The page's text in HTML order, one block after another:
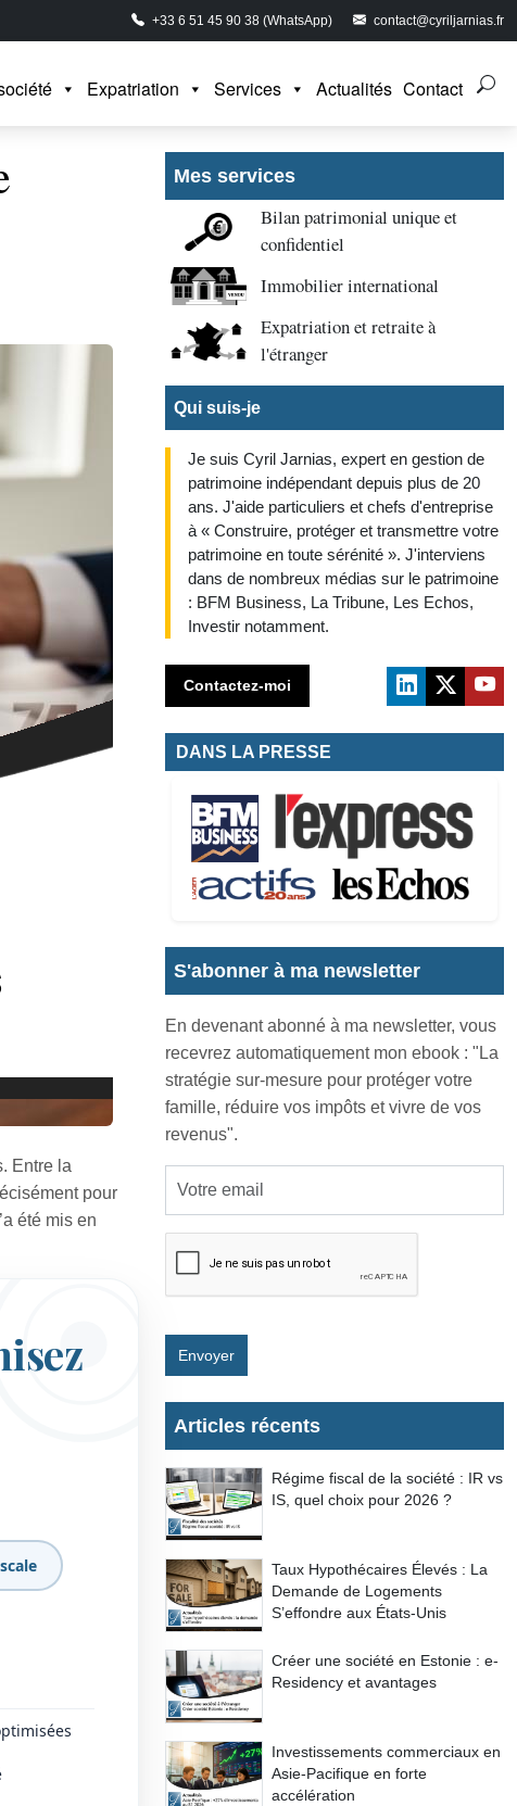
+33 6 51 45 90 38 (WhatsApp) contact@cyriljarnias.fr
Expatriation Services Actualités Contact
Entre la
pour
été mis en
Mes services
Bilan patrimonial unique et
confidentiel
Immobilier international
Expatriation et retraite à
l'étranger
Qui suis-je
Je suis Cyril Jarnias, expert en gestion de
patrimoine indépendant depuis plus de 20
ans. J'aide particuliers et chefs d'entreprise
à « Construire, protéger et transmettre votre
patrimoine en toute sérénité ». J'interviens
dans de nombreux médias sur le patrimoine
: BFM Business, La Tribune, Les Echos,
Investir notamment.
Contactez-moi
DANS LA PRESSE
S'abonner à ma newsletter
En devenant abonné à ma newsletter, vous
recevrez automatiquement mon ebook : "La
stratégie sur-mesure pour protéger votre
famille, réduire vos impôts et vivre de vos
revenus".
Envoyer
Articles récents
Régime fiscal de la société : IR vs
IS, quel choix pour 2026 ?
Taux Hypothécaires Élevés : La
Demande de Logements
S’effondre aux États-Unis
Créer une société en Estonie : e-
Residency et avantages
Investissements commerciaux en
Asie-Pacifique en forte
accélération